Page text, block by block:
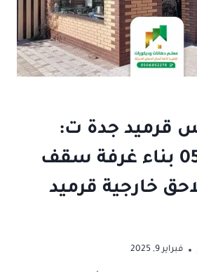
قرميد جدة ت:
0506052278 بناء غرفة سقف
خارجية قرميد
فبراير 9, 2025